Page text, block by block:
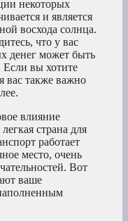
некоторых
и является
восхода солнца.
что у вас
денег может быть
Если вы хотите
вас также важно
влияние
страна для
работает
место, очень
Вот
ваше